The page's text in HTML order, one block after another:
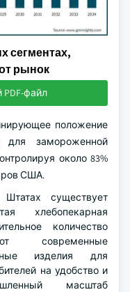
сегментах,
рынок
файл
положение
замороженной
около 83%
США.
существует
хлебопекарная
количество
современные
изделия для
на удобство и
масштаб